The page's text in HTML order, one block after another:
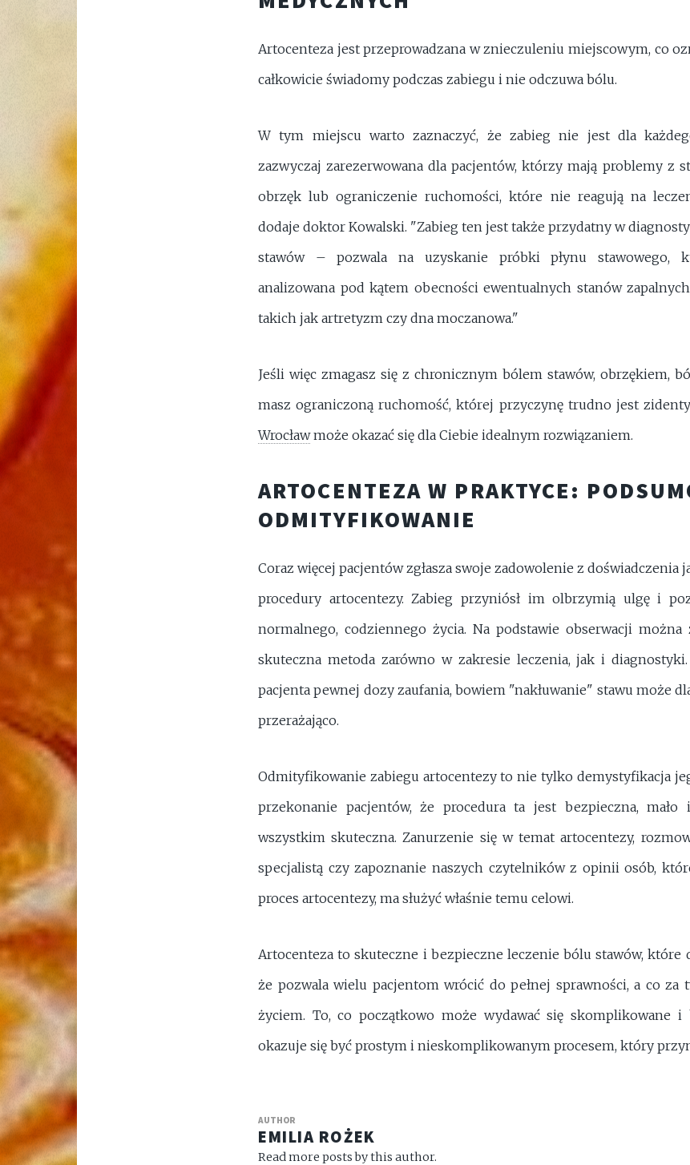
Artocenteza jest przeprowadzana w znieczuleniu miejscowym, co
całkowicie świadomy podczas zabiegu i nie odczuwa bólu.
W tym miejscu warto zaznaczyć, że zabieg nie jest dla
zazwyczaj zarezerwowana dla pacjentów, którzy mają problemy z
obrzęk lub ograniczenie ruchomości, które nie reagują na
dodaje doktor Kowalski. "Zabieg ten jest także przydatny w
stawów – pozwala na uzyskanie próbki płynu stawowego,
analizowana pod kątem obecności ewentualnych stanów
takich jak artretyzm czy dna moczanowa."
Jeśli więc zmagasz się z chronicznym bólem stawów, obrzękiem,
masz ograniczoną ruchomość, której przyczynę trudno jest
Wrocławmoże okazać się dla Ciebie idealnym rozwiązaniem.
ARTOCENTEZA W PRAKTYCE:
ODMITYFIKOWANIE
Coraz więcej pacjentów zgłasza swoje zadowolenie z doświadczenia
procedury artocentezy. Zabieg przyniósł im olbrzymią ulgę i
normalnego, codziennego życia. Na podstawie obserwacji można
skuteczna metoda zarówno w zakresie leczenia, jak i
pacjenta pewnej dozy zaufania, bowiem "nakłuwanie" stawu może
przerażająco.
Odmityfikowanie zabiegu artocentezy to nie tylko demystyfikacja
przekonanie pacjentów, że procedura ta jest bezpieczna, mało
wszystkim skuteczna. Zanurzenie się w temat artocentezy,
specjalistą czy zapoznanie naszych czytelników z opinii osób,
proces artocentezy, ma służyć właśnie temu celowi.
Artocenteza to skuteczne i bezpieczne leczenie bólu stawów, które
że pozwala wielu pacjentom wrócić do pełnej sprawności, a co za
życiem. To, co początkowo może wydawać się skomplikowane i
okazuje się być prostym i nieskomplikowanym procesem, który
AUTHOR
EMILIA ROŻEK
Read more posts by this author.